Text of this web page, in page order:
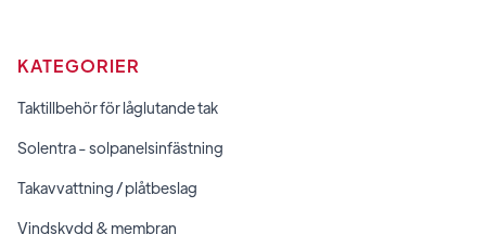
KATEGORIER
Taktillbehör för låglutande tak
Solentra - solpanelsinfästning
Takavvattning / plåtbeslag
Vindskydd & membran